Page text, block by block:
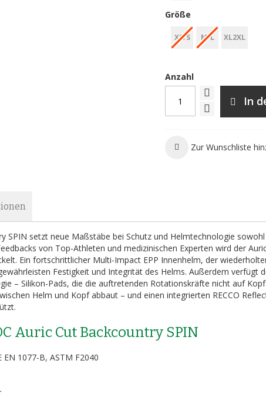
Größe
XS/S M/L XL2XL
Anzahl
In
Zur Wunschliste
SPIN setzt neue Maßstäbe bei Schutz und Helmtechnologie
von Top-Athleten und medizinischen Experten wird der
Ein fortschrittlicher Multi-Impact EPP Innenhelm, der
Festigkeit und Integrität des Helms. Außerdem verfügt
– Silikon-Pads, die die auftretenden Rotationskräfte nicht auf
Helm und Kopf abbaut – und einen integrierten RECCO
Auric Cut Backcountry SPIN
1077-B, ASTM F2040